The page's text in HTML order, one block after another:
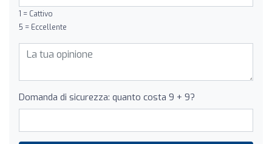
1 = Cattivo
5 = Eccellente
Domanda di sicurezza: quanto costa 9 + 9?